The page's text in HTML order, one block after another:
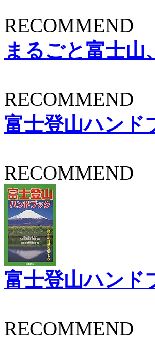
RECOMMEND
まるごと富士山
RECOMMEND
富士登山ハン
RECOMMEND
富士登山ハン
RECOMMEND